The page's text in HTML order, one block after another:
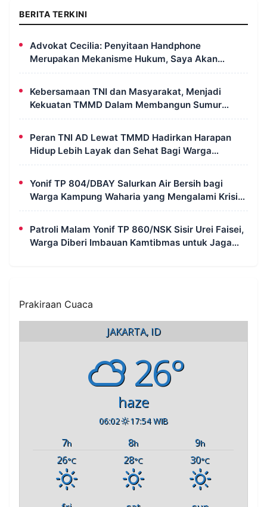
BERITA TERKINI
Advokat Cecilia: Penyitaan Handphone
Merupakan Mekanisme Hukum, Saya Akan
Kooperatif Apabila Diminta Penyidik dan Tidak
Kebersamaan TNI dan Masyarakat, Menjadi
Kekuatan TMMD Dalam Membangun Sumur
Galian di Wanam
Peran TNI AD Lewat TMMD Hadirkan Harapan
Hidup Lebih Layak dan Sehat Bagi Warga
Kampung Wanam
Yonif TP 804/DBAY Salurkan Air Bersih bagi
Warga Kampung Waharia yang Mengalami Krisis
Air
Patroli Malam Yonif TP 860/NSK Sisir Urei Faisei,
Warga Diberi Imbauan Kamtibmas untuk Jaga
Prakiraan Cuaca
JAKARTA, ID
26°
haze
06:02 17:54 WIB
7h 8h 9h
26°C 28°C 30°C